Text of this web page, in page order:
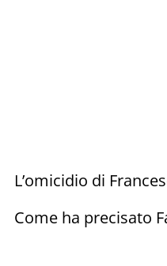
L’omicidio di
Come ha precisato